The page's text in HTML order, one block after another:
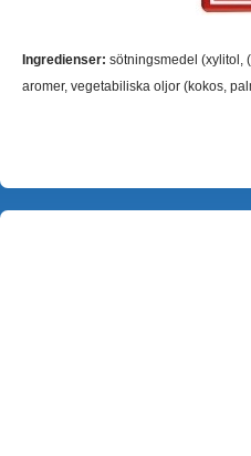
Ingredienser: sötningsmedel (xylitol,
aromer, vegetabiliska oljor (kokos,